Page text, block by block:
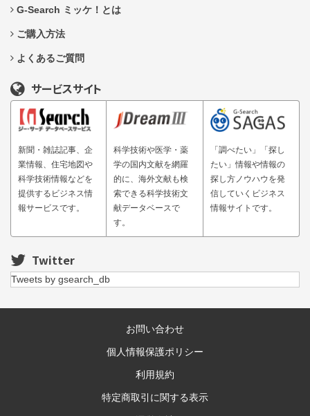
G-Search ミッケ！とは
ご購入方法
よくあるご質問
サービスサイト
新聞・雑誌記事、企
業情報、住宅地図や
科学技術情報などを
提供するビジネス情
報サービスです。
科学技術や医学・薬
学の国内文献を網羅
的に、海外文献も検
索できる科学技術文
献データベースで
す。
「調べたい」「探し
たい」情報や情報の
探し方ノウハウを発
信していくビジネス
情報サイトです。
Twitter
Tweets by gsearch_db
お問い合わせ
個人情報保護ポリシー
利用規約
特定商取引に関する表示